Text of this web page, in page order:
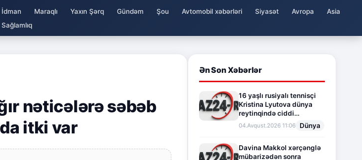
İdman Maraqlı Yaxın Şərq Gündəm Şou Avtomobil xəbərləri Siyasət Avropa
Asia
Sağlamlıq
nəticələrə səbəb
itki var
Ən Son Xəbərlər
16 yaşlı rusiyalı tennisçi
Kristina Lyutova dünya
reytinqində ciddi
irəliləyişə imza atdı
04.Avqust.2026 11:06 Dünya
Davina Makkol xərçənglə
mübarizədən sonra